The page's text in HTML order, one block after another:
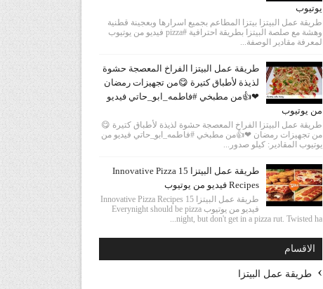
يوتيوب
طريقة عمل البيتزا بيتزا المطاعم بجميع اسرارها وبعجينة قطنية
وهشة مع صلصة البيتزا بطريقة احترافية #pizza فيديو من يوتيوب
لمعرفة مقادير الوصفة...
طريقة عمل البيتزا الفراخ المعصجة حشوة
لذيذة لأطباق كتيرة 😋من تجهيزات رمضان
❤👍من مطبخي #فاطمه_ابو_حاتي فيديو
من يوتيوب
طريقة عمل البيتزا الفراخ المعصجة حشوة لذيذة لأطباق كتيرة 😋
من تجهيزات رمضان ❤👍من مطبخي #فاطمه_ابو_حاتي فيديو من
يوتيوب المقادير: كيلو صدور...
طريقة عمل البيتزا 15 Innovative Pizza
Recipes فيديو من يوتيوب
طريقة عمل البيتزا 15 Innovative Pizza Recipes
فيديو من يوتيوب Everynight should be pizza
night, but don't get in a pizza rut. Twisted ha...
الاقسام
طريقة عمل البيتزا